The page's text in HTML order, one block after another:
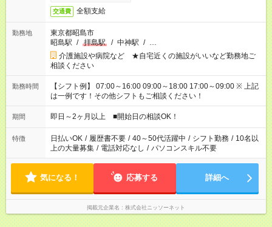
交通費 全額支給
勤務地
東京都昭島市
昭島駅 / 拝島駅 / 中神駅 / …
介護施設や病院など ★自宅近くの施設がいいなど勤務地ご
相談ください
勤務時間
【シフト例】 07:00～16:00 09:00～18:00 17:00～09:00 ※ 上記
は一例です！その他シフトもご相談ください！
期間 即日～2ヶ月以上 ■開始日の相談OK！
特徴 日払いOK / 履歴書不要 / 40～50代活躍中 / シフト勤務 / 10名以
上の大量募集 / 電話対応なし / パソコンスキル不要
気になる！ 応募する 詳細へ
掲載元企業名 株式会社ニッソーネット